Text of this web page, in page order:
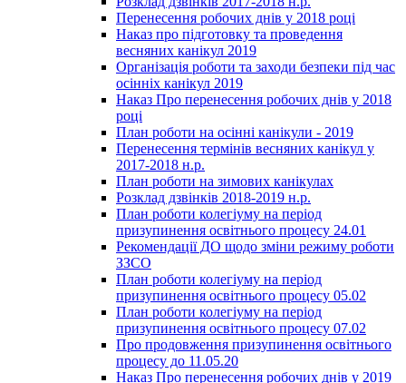
Перенесення робочих днів у 2018 році
Наказ про підготовку та проведення
весняних канікул 2019
Організація роботи та заходи безпеки під час
осінніх канікул 2019
Наказ Про перенесення робочих днів у 2018
році
План роботи на осінні канікули - 2019
Перенесення термінів весняних канікул у
2017-2018 н.р.
План роботи на зимових канікулах
Розклад дзвінків 2018-2019 н.р.
План роботи колегіуму на період
призупинення освітнього процесу 24.01
Рекомендації ДО щодо зміни режиму роботи
ЗЗСО
План роботи колегіуму на період
призупинення освітнього процесу 05.02
План роботи колегіуму на період
призупинення освітнього процесу 07.02
Про продовження призупинення освітнього
процесу до 11.05.20
Наказ Про перенесення робочих днів у 2019